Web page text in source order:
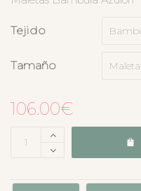
Tejido
Tamaño
106.00€